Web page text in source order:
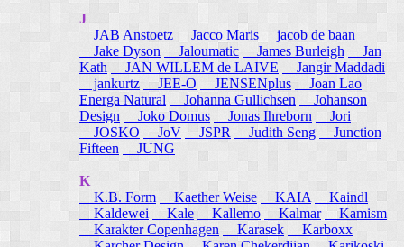
J
JAB Anstoetz
Jacco Maris
jacob de baan
Jake Dyson
Jaloumatic James Burleigh
Jan
Kath
JAN WILLEM de LAIVE
Jangir Maddadi
jankurtz JEE-O JENSENplus
Joan Lao
Energa Natural
Johanna Gullichsen
Johanson
Design
Joko Domus Jonas Ihreborn
Jori
JOSKO
JoV JSPR Judith Seng
Junction
Fifteen
JUNG
K
K.B. Form
Kaether Weise KAIA
Kaindl
Kaldewei
Kale Kallemo Kalmar
Kamism
Karakter Copenhagen
Karasek
Karboxx